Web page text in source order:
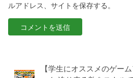
ルアドレス、サイトを保存する。
【学生にオススメのゲー